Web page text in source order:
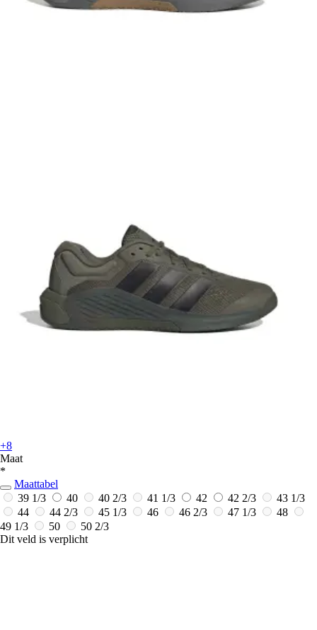
+8
Maat
*
Maattabel
39 1/3
40 40 2/3 41 1/3 42 42 2/3
43 1/3
44
44 2/3 45 1/3 46 46 2/3 47 1/3
48
49 1/3
50
50 2/3
Dit veld is verplicht